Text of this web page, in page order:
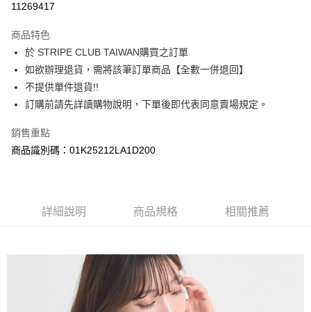
上海商業儲蓄銀行
臺灣中小企業銀行
匯豐（台灣）商業銀行
華泰商業銀行
聯邦商業銀行
遠東國際商業銀行
元大商業銀行
玉山商業銀行
星展（台灣）商業銀行
台灣樂天信用卡公司
LINE Pay
Apple Pay
街口支付
悠遊付
大哥付你分期
相關說明
流程，驗證手機門號後，選擇欲分期的期數、繳款截止日，確認付款後即完
消。如遇「轉專審核」未通過狀況，表示未達大哥付你分期系統評分，恕無
法說明評估內容。
【繳款方式說明】
1.分期款項不併入電信帳單，「大哥付你分期」於每月結算日後寄送繳費提
【關於「AFTEE先享後付」】
１．簡單：不需註冊會員、不需綁卡、不需儲值。
２．便利：只要手機號碼，簡訊認證，即可結帳。
３．安心：先確認商品／服務後，再付款。
【「AFTEE先享後付」結帳流程】
每筆NT$60，滿NT$1,500(含以上)免運費
11269417
商品特色
於 STRIPE CLUB TAIWAN購買之訂單
如欲辦理退貨，需將該筆訂單商品【全數一併退回】
不提供單件退貨!!
訂購前請先詳讀購物說明，下單後即代表同意賣場規定。
銷售重點
商品識別碼：01K25212LA1D200
詳細說明 商品規格 相關推薦